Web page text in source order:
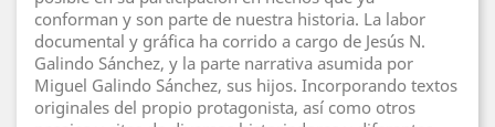
conforman y son parte de nuestra historia. La labor
documental y gráfica ha corrido a cargo de Jesús N.
Galindo Sánchez, y la parte narrativa asumida por
Miguel Galindo Sánchez, sus hijos. Incorporando textos
originales del propio protagonista, así como otros